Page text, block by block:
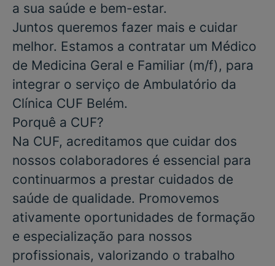
a sua saúde e bem-estar.
Juntos queremos fazer mais e cuidar
melhor. Estamos a contratar um Médico
de Medicina Geral e Familiar (m/f), para
integrar o serviço de Ambulatório da
Clínica CUF Belém.
Porquê a CUF?
Na CUF, acreditamos que cuidar dos
nossos colaboradores é essencial para
continuarmos a prestar cuidados de
saúde de qualidade. Promovemos
ativamente oportunidades de formação
e especialização para nossos
profissionais, valorizando o trabalho